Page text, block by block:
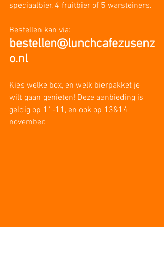
speciaalbier, 4 fruitbier of 5 warsteiners.
Bestellen kan via:
bestellen@lunchcafezusenz
o.nl
Kies welke box, en welk bierpakket je
wilt gaan genieten! Deze aanbieding is
geldig op 11-11, en ook op 13&14
november.